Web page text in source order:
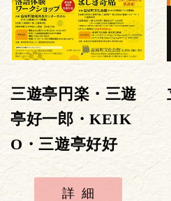
三遊亭円楽・三遊
亭好一郎・KEIK
O・三遊亭好好
詳細